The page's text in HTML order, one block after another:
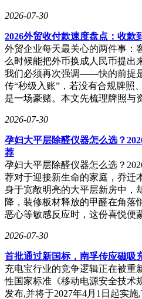
2026-07-30
2026外贸收付款速度盘点：收款
外贸企业每天最关心的两件事：
么时候能把外币换成人民币提出
我们必须再次强调——快的前提
传“秒级入账”，若没有合规牌照
是一场豪赌。本文先梳理牌照与
2026-07-30
孕妇大平层除醛仪器怎么选？
荐
孕妇大平层除醛仪器怎么选？
荐对于迎接新生命的家庭，乔迁
身于宽敞明亮的大平层新房中，
降，装修板材释放的甲醛在角落
恶心等敏感反应时，这份喜悦便
2026-07-30
首批通过新国标，南孚传应磁吸
充电宝行业的竞争逻辑正在被重
性国家标准《移动电源安全技术
发布,并将于2027年4月1日起实